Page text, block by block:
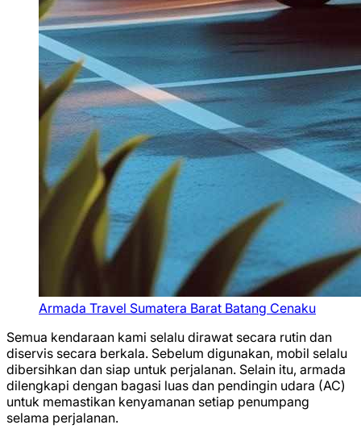
Armada Travel Sumatera Barat Batang Cenaku
Semua kendaraan kami selalu dirawat secara rutin dan
diservis secara berkala. Sebelum digunakan, mobil selalu
dibersihkan dan siap untuk perjalanan. Selain itu, armada
dilengkapi dengan bagasi luas dan pendingin udara (AC)
untuk memastikan kenyamanan setiap penumpang
selama perjalanan.